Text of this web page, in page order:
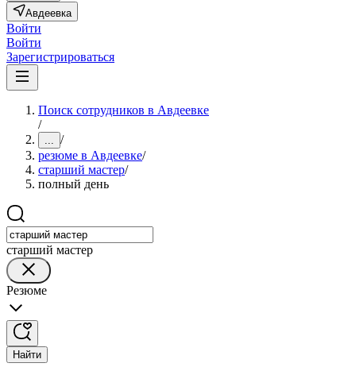
Авдеевка
Войти
Войти
Зарегистрироваться
Поиск сотрудников в Авдеевке
/
... /
резюме в Авдеевке/
старший мастер/
полный день
старший мастер
Резюме
Найти